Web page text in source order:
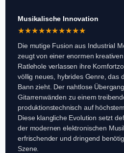
Musikalische Innovation
★★★★★★★★★★
Die mutige Fusion aus Industrial
zeugt von einer enormen kreativen
Ratlehole verlassen ihre
völlig neues, hybrides Genre, das
Bann zieht. Der nahtlose
Gitarrenwänden zu einem
produktionstechnisch auf
Diese klangliche Evolution setzt
der modernen elektronischen
erfrischender und dringend
Szene.